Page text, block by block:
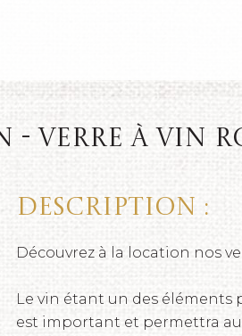
Verre à vin
Description :
Découvrez à la location nos
Le vin étant un des éléments
est important et permettra au